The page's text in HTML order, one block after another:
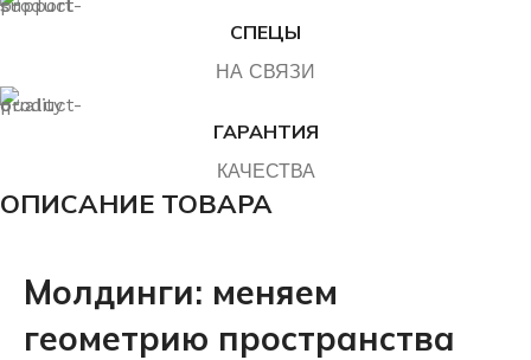
СПЕЦЫ
НА СВЯЗИ
ГАРАНТИЯ
КАЧЕСТВА
ОПИСАНИЕ ТОВАРА
Молдинги: меняем
геометрию пространства